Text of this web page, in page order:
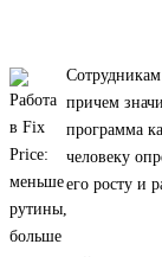
причем
программа
человеку
его росту и